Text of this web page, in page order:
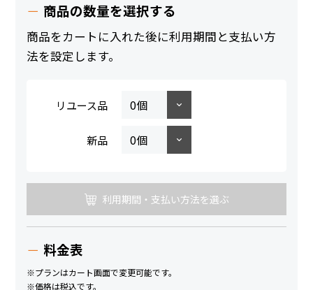
商品の数量を選択する
商品をカートに入れた後に利用期間と支払い方
法を設定します。
リユース品
新品
利用期間・支払い方法を選ぶ
料金表
※プランはカート画面で変更可能です。
※価格は税込です。